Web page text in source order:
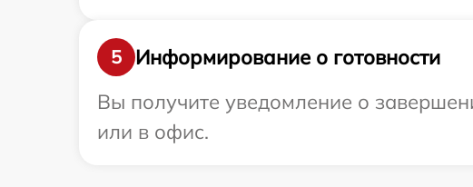
5
Информирование о готовности
Вы получите уведомление о
или в офис.